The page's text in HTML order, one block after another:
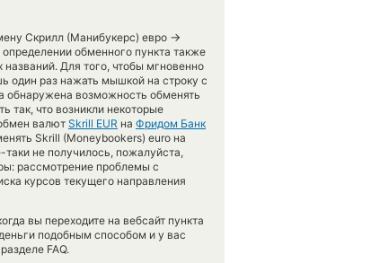
Скрилл (Манибукерс) евро →
обменного пункта также
Для того, чтобы мгновенно
один раз нажать мышкой на строку с
обнаружена возможность обменять
так, что возникли некоторые
валют Skrill EUR на Фридом Банк
Skrill (Moneybookers) euro на
не получилось, пожалуйста,
рассмотрение проблемы с
курсов текущего направления
вы переходите на вебсайт пункта
подобным способом и у вас
FAQ.